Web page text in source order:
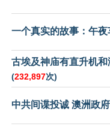
一个真实的故事：午夜
古埃及神庙有直升机和
(232,897次)
中共间谍投诚 澳洲政